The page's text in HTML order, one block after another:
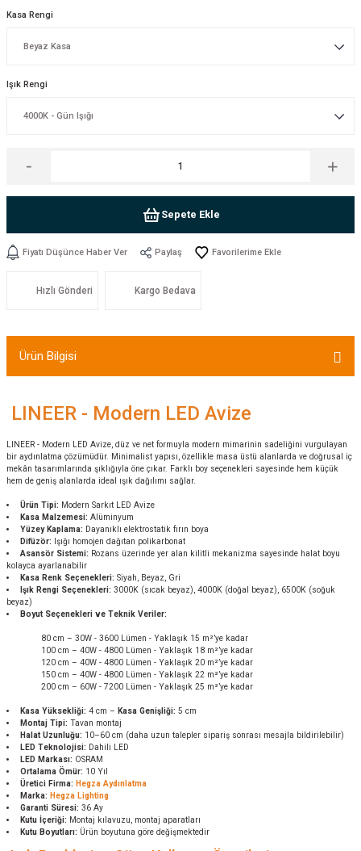
Kasa Rengi
Işık Rengi
Sepete Ekle
Fiyatı Düşünce Haber Ver Paylaş
Hızlı Gönderi Kargo Bedava
Ürün Bilgisi
LINEER - Modern LED Avize
LINEER - Modern LED Avize, düz ve net formuyla modern mimarinin sadeliğini vurgulayan
bir aydınlatma çözümüdür. Minimalist yapısı, özellikle masa üstü alanlarda ve doğrusal iç
mekân tasarımlarında şıklığıyla öne çıkar. Farklı boy seçenekleri sayesinde hem küçük
hem de geniş alanlarda ideal ışık dağılımı sağlar.
Ürün Tipi: Modern Sarkıt LED Avize
Kasa Malzemesi: Alüminyum
Yüzey Kaplama: Dayanıklı elektrostatik fırın boya
Difüzör:
Işığı homojen dağıtan polikarbonat
Asansör Sistemi: Rozans üzerinde yer alan kilitli mekanizma sayesinde halat boyu
kolayca ayarlanabilir
Kasa Renk Seçenekleri: Siyah, Beyaz, Gri
Işık Rengi Seçenekleri: 3000K (sıcak beyaz), 4000K (doğal beyaz), 6500K (soğuk
beyaz)
Boyut Seçenekleri ve Teknik Veriler:
80 cm – 30W - 3600 Lümen - Yaklaşık 15 m²’ye kadar
100 cm – 40W - 4800 Lümen - Yaklaşık 18 m²’ye kadar
120 cm – 40W - 4800 Lümen - Yaklaşık 20 m²’ye kadar
150 cm – 40W - 4800 Lümen - Yaklaşık 22 m²’ye kadar
200 cm – 60W - 7200 Lümen - Yaklaşık 25 m²’ye kadar
Kasa Yüksekliği: 4 cm – Kasa Genişliği: 5 cm
Montaj Tipi: Tavan montaj
Halat Uzunluğu: 10–60 cm (daha uzun talepler sipariş sonrası mesajla bildirilebilir)
LED Teknolojisi: Dahili LED
LED Markası: OSRAM
Ortalama Ömür: 10 Yıl
Üretici Firma: Hegza Aydınlatma
Marka: Hegza Lighting
Garanti Süresi: 36 Ay
Kutu İçeriği: Montaj kılavuzu, montaj aparatları
Kutu Boyutları: Ürün boyutuna göre değişmektedir